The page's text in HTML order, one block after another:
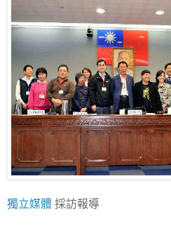
獨立媒體 採訪報導